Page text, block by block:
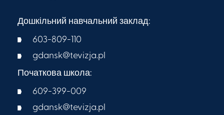
Дошкільний навчальний заклад:
603-809-110
gdansk@tevizja.pl
Початкова школа:
609-399-009​
gdansk@tevizja.pl